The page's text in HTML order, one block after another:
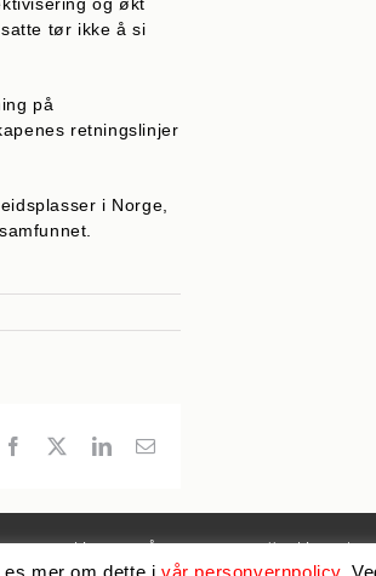
tør ikke å si
på
retningslinjer
i Norge,
Facebook LinkedIn
omegn| Les om vårpersonvernpolicy| Levert
mer om dette ivår personvernpolicy .